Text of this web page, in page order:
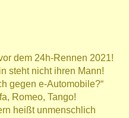
dem 24h-Rennen 2021!
steht nicht ihren Mann!
gegen e-Automobile?“
Romeo, Tango!
heißt unmenschlich